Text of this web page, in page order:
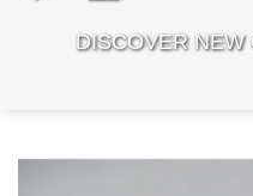
DISCOVER NEW